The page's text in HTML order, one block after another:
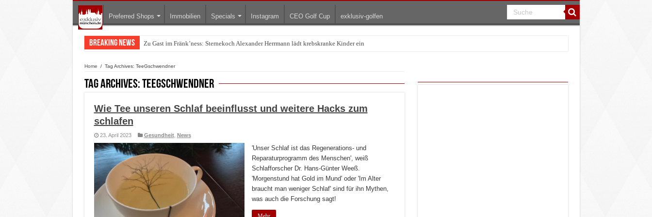
Preferred Shops Immobilien Specials Instagram CEO Golf Cup exklusiv-golfen
Breaking News Zu Gast im Fränk’ness: Sternekoch Alexander Herrmann lädt krebskranke Kinder ein
Warum München gerade zum Treffpunkt der Lingerie-Branche wurde
Home / Tag Archives: TeeGschwendner
Tag Archives:TeeGschwendner
Wie Tee unseren Schlaf beeinflusst und weitere Hacks zum
schlafen
23. April 2023 Gesundheit, News
'Unser Schlaf ist das Regenerations- und
Reparaturprogramm des Menschen', weiß
Schlafforscher Dr. Hans-Günter Weeß.
'Morgenstund hat Gold im Mund' oder 'Im Alter
braucht man weniger Schlaf' sind für ihn Mythen,
was auch die Forschung sagt!